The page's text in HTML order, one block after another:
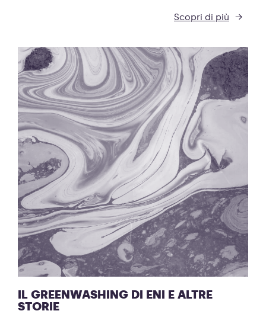
Scopri di più
IL GREENWASHING DI ENI E ALTRE
STORIE